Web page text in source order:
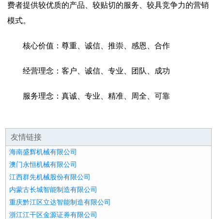
费者提供较优质的产品、较贴切的服务、较具竞争力的营销
模式。
核心价值：尊重、诚信、推崇、感恩、合作
经营理念：客户、诚信、专业、团队、成功
服务理念：真诚、专业、精准、周全、可靠
友情链接
海南盛辉机械有限公司
澳门永恒机械有限公司
江西群先机械股份有限公司
内蒙古长城智能制造有限公司
重庆黔江区立达智能制造有限公司
浙江江干区金源证券有限公司